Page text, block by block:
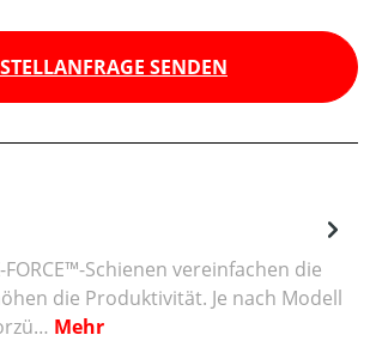
SENDEN
Schienen vereinfachen die
die Produktivität. Je nach Modell
Mehr